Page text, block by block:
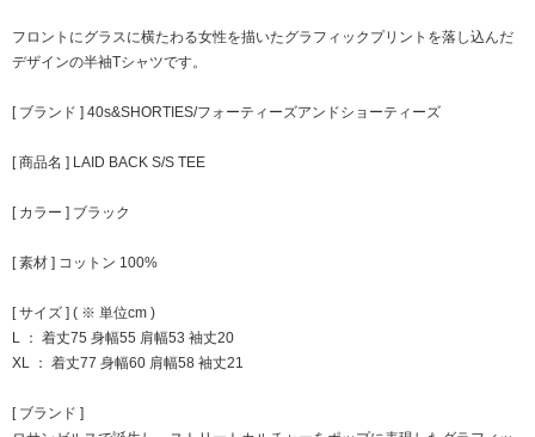
フロントにグラスに横たわる女性を描いたグラフィックプリントを落し込んだ
デザインの半袖Tシャツです。
[ ブランド ] 40s&SHORTIES/フォーティーズアンドショーティーズ
[ 商品名 ] LAID BACK S/S TEE
[ カラー ] ブラック
[ 素材 ] コットン 100%
[ サイズ ] ( ※ 単位cm )
L ： 着丈75 身幅55 肩幅53 袖丈20
XL ： 着丈77 身幅60 肩幅58 袖丈21
[ ブランド ]